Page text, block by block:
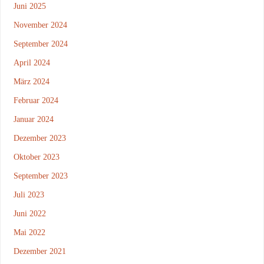
Juni 2025
November 2024
September 2024
April 2024
März 2024
Februar 2024
Januar 2024
Dezember 2023
Oktober 2023
September 2023
Juli 2023
Juni 2022
Mai 2022
Dezember 2021